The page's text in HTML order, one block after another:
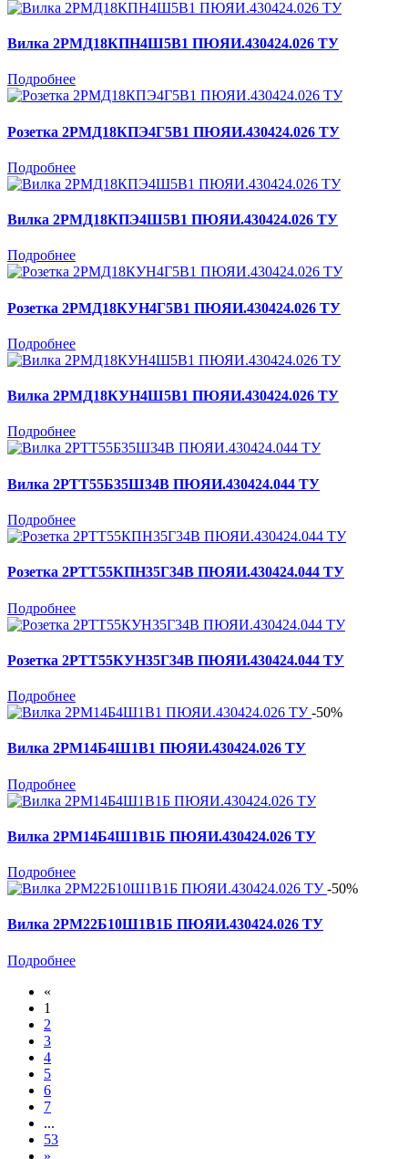
Вилка 2РМД18КПН4Ш5В1 ПЮЯИ.430424.026 ТУ
Подробнее
Розетка 2РМД18КПЭ4Г5В1 ПЮЯИ.430424.026 ТУ
Подробнее
Вилка 2РМД18КПЭ4Ш5В1 ПЮЯИ.430424.026 ТУ
Подробнее
Розетка 2РМД18КУН4Г5В1 ПЮЯИ.430424.026 ТУ
Подробнее
Вилка 2РМД18КУН4Ш5В1 ПЮЯИ.430424.026 ТУ
Подробнее
Вилка 2РТТ55Б35Ш34В ПЮЯИ.430424.044 ТУ
Подробнее
Розетка 2РТТ55КПН35Г34В ПЮЯИ.430424.044 ТУ
Подробнее
Розетка 2РТТ55КУН35Г34В ПЮЯИ.430424.044 ТУ
Подробнее
-50%
Вилка 2РМ14Б4Ш1В1 ПЮЯИ.430424.026 ТУ
Подробнее
Вилка 2РМ14Б4Ш1В1Б ПЮЯИ.430424.026 ТУ
Подробнее
-50%
Вилка 2РМ22Б10Ш1В1Б ПЮЯИ.430424.026 ТУ
Подробнее
«
1
2
3
4
5
6
7
...
53
»